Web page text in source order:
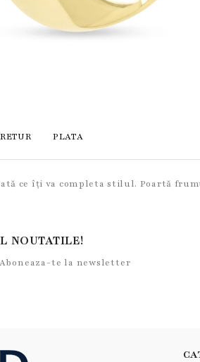
RETUR PLATA
ce îți va completa stilul. Poartă
NOUTATILE!
te la newsletter